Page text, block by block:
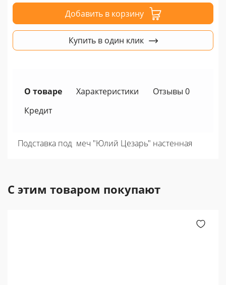
Добавить в корзину
Купить в один клик
О товаре Характеристики
Отзывы 0
Кредит
Подставка под меч "Юлий Цезарь" настенная
С этим товаром покупают